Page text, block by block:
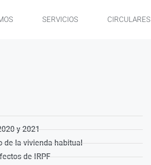
SERVICIOS CIRCULARES
y 2021
de la vivienda habitual
de IRPF